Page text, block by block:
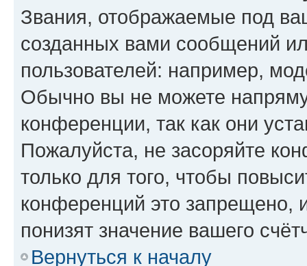
Звания, отображаемые под
созданных вами сообщений
пользователей: например,
Обычно вы не можете
конференции, так как они
Пожалуйста, не засоряйте
только для того, чтобы
конференций это запрещено,
понизят значение вашего
Вернуться к началу